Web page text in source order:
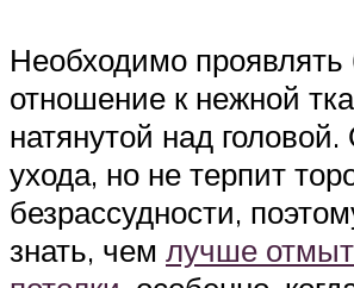
Необходимо
отношение к нежной
натянутой над
ухода, но не терпит
безрассудности,
знать, чем лучше